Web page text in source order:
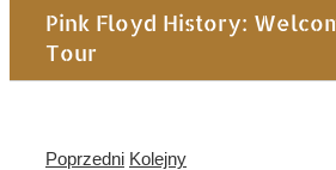
Pink Floyd History:
Tour
Poprzedni Kolejny